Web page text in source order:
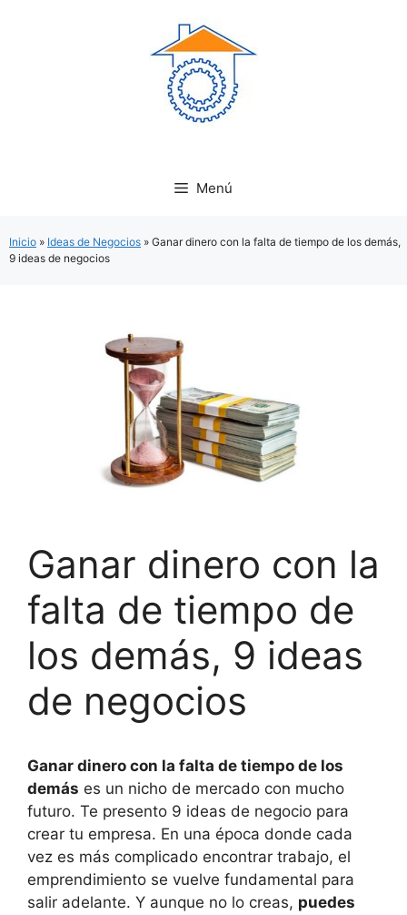
Menú
Inicio » Ideas de Negocios » Ganar dinero con la falta de tiempo de los demás,
9 ideas de negocios
Ganar dinero con la
falta de tiempo de
los demás, 9 ideas
de negocios
Ganar dinero con la falta de tiempo de los
demás es un nicho de mercado con mucho
futuro. Te presento 9 ideas de negocio para
crear tu empresa. En una época donde cada
vez es más complicado encontrar trabajo, el
emprendimiento se vuelve fundamental para
salir adelante. Y aunque no lo creas, puedes